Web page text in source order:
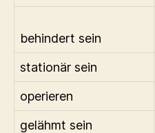
behindert sein
stationär sein
operieren
gelähmt sein